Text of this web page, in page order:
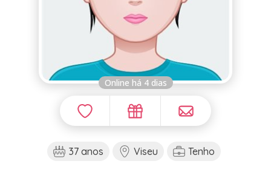
Online há 4 dias
37 anos Viseu Tenho